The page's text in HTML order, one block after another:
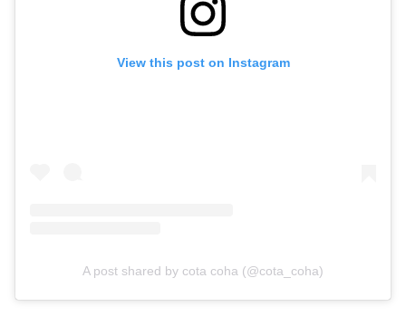
View this post on Instagram
A post shared by cota coha (@cota_coha)